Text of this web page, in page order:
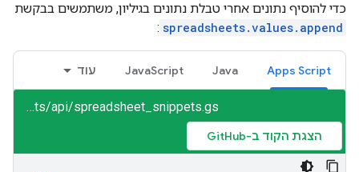
כדי להוסיף נתונים אחרי טבלת נתונים בגיליון, משתמשים בבקשת
spreadsheets.values.append
:
Apps Script
Java
JavaScript עוד
sheets/api/spreadsheet_snippets.gs
הצגת הקוד ב-GitHub